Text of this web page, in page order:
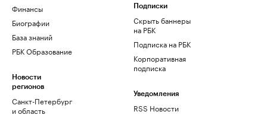
Финансы
Биографии
База знаний
РБК Образование
Новости
регионов
Санкт-Петербург
и область
Подписки
Скрыть баннеры
на РБК
Подписка на РБК
Корпоративная
подписка
Уведомления
RSS Новости